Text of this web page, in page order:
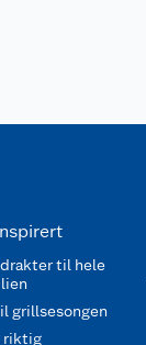
til hele
grillsesongen
riktig